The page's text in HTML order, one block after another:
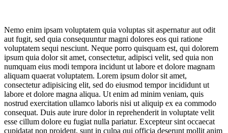
Nemo enim ipsam voluptatem quia voluptas sit aspernatur aut odit
aut fugit, sed quia consequuntur magni dolores eos qui ratione
voluptatem sequi nesciunt. Neque porro quisquam est, qui dolorem
ipsum quia dolor sit amet, consectetur, adipisci velit, sed quia non
numquam eius modi tempora incidunt ut labore et dolore magnam
aliquam quaerat voluptatem. Lorem ipsum dolor sit amet,
consectetur adipisicing elit, sed do eiusmod tempor incididunt ut
labore et dolore magna aliqua. Ut enim ad minim veniam, quis
nostrud exercitation ullamco laboris nisi ut aliquip ex ea commodo
consequat. Duis aute irure dolor in reprehenderit in voluptate velit
esse cillum dolore eu fugiat nulla pariatur. Excepteur sint occaecat
cupidatat non proident, sunt in culpa qui officia deserunt mollit anim